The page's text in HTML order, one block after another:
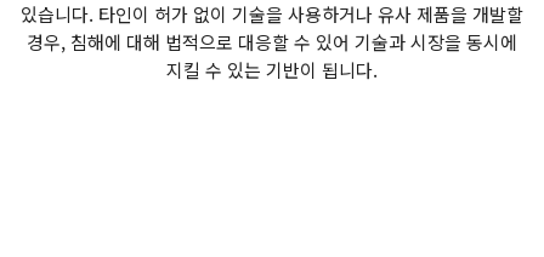
있습니다. 타인이 허가 없이 기술을 사용하거나 유사 제품을 개발할
경우, 침해에 대해 법적으로 대응할 수 있어 기술과 시장을 동시에
지킬 수 있는 기반이 됩니다.